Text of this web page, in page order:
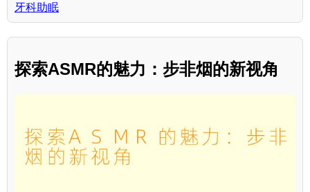
牙科助眠
探索ASMR的魅力：步非烟的新视角